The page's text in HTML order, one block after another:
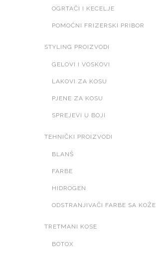
OGRTAČI I KECELJE
POMOĆNI FRIZERSKI PRIBOR
STYLING PROIZVODI
GELOVI I VOSKOVI
LAKOVI ZA KOSU
PJENE ZA KOSU
SPREJEVI U BOJI
TEHNIČKI PROIZVODI
BLANŠ
FARBE
HIDROGEN
ODSTRANJIVAČI FARBE SA KOŽE
TRETMANI KOSE
BOTOX